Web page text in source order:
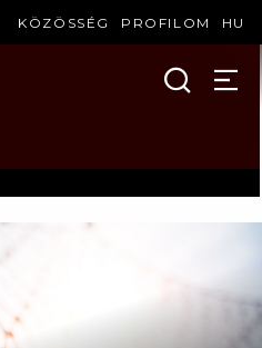
KÖZÖSSÉG PROFILOM HU